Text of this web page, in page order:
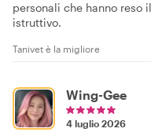
personali che hanno reso
istruttivo.
Tanivet è la migliore
Wing-Gee
4 luglio 2026